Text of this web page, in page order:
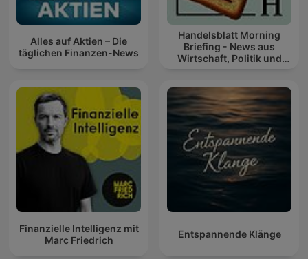
Alles auf Aktien – Die
täglichen Finanzen-News
Handelsblatt Morning
Briefing - News aus
Wirtschaft, Politik und
Finanzielle Intelligenz mit
Marc Friedrich
Entspannende Klänge